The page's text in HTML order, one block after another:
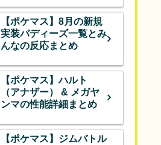
【ポケマス】8月の新規
実装バディーズ一覧とみ
んなの反応まとめ
【ポケマス】ハルト
（アナザー） & メガヤ
ンマの性能詳細まとめ
【ポケマス】ジムバトル